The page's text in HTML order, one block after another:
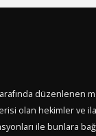
düzenlenen
olan hekimler ve
ile bunlara